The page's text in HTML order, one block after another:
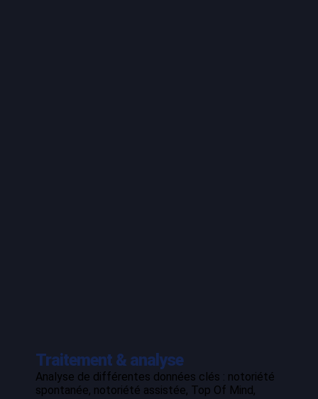
Traitement & analyse
Analyse de différentes données clés : notoriété
spontanée, notoriété assistée, Top Of Mind,